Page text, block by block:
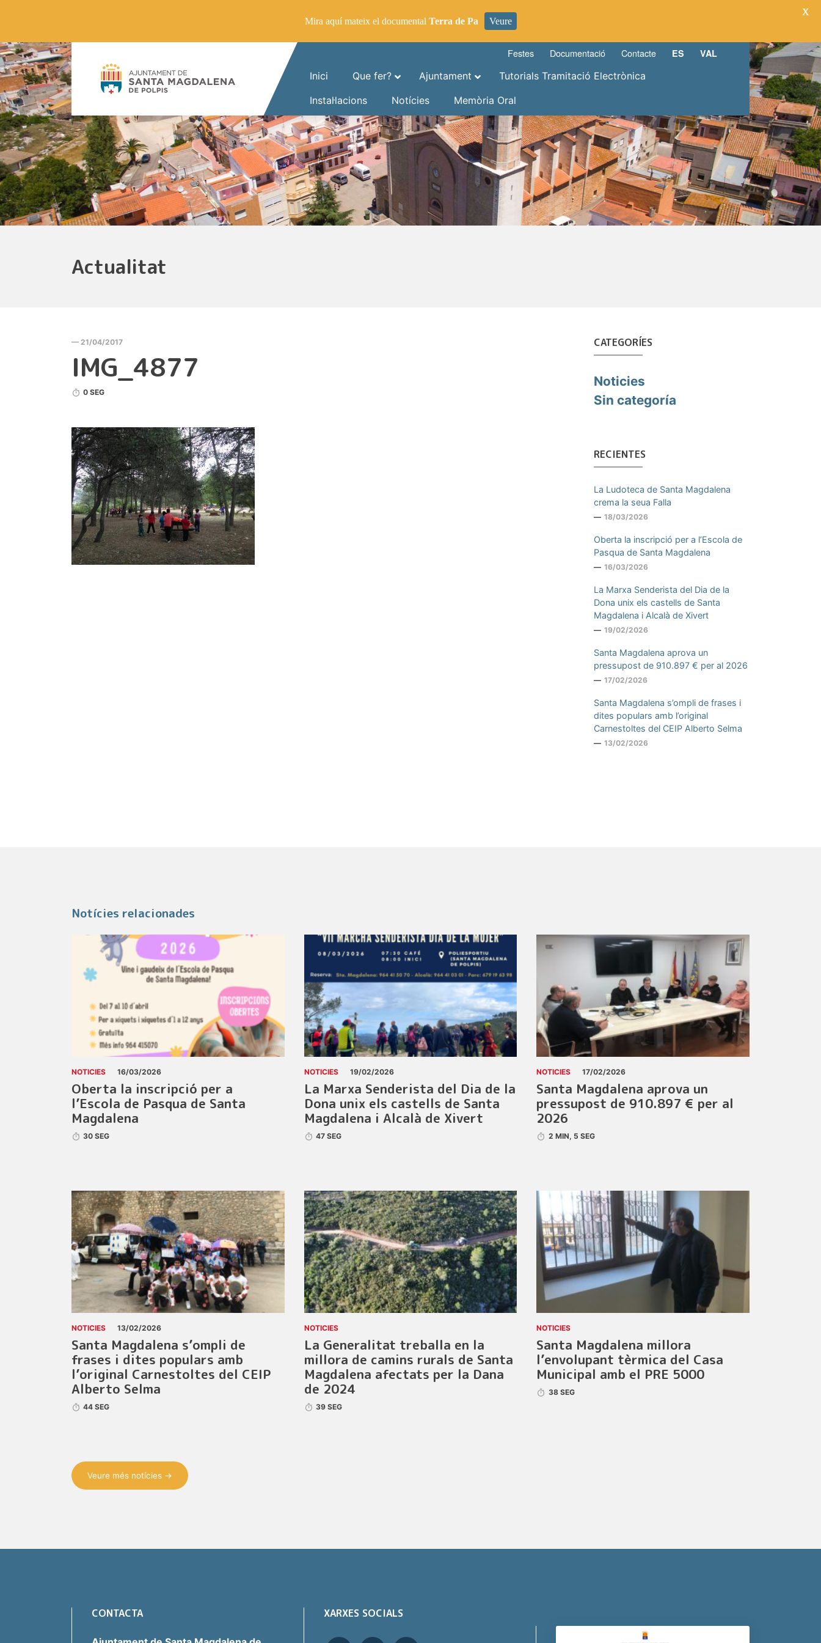
Festes Documentació Contacte ES
VAL
Inici
Que fer? Ajuntament
Tutorials Tramitació Electrònica
Instal·lacions
Notícies Memòria Oral
Actualitat
— 21/04/2017
IMG_4877
0 SEG
CATEGORÍES
Noticies
Sin categoría
RECIENTES
La Ludoteca de Santa Magdalena
crema la seua Falla
18/03/2026
Oberta la inscripció per a l’Escola de
Pasqua de Santa Magdalena
16/03/2026
La Marxa Senderista del Dia de la
Dona unix els castells de Santa
Magdalena i Alcalà de Xivert
19/02/2026
Santa Magdalena aprova un
pressupost de 910.897 € per al 2026
17/02/2026
Santa Magdalena s’ompli de frases i
dites populars amb l’original
Carnestoltes del CEIP Alberto Selma
13/02/2026
Notícies relacionades
NOTICIES 16/03/2026
Oberta la inscripció per a
l’Escola de Pasqua de Santa
Magdalena
30 SEG
NOTICIES 19/02/2026
La Marxa Senderista del Dia de la
Dona unix els castells de Santa
Magdalena i Alcalà de Xivert
47 SEG
NOTICIES 17/02/2026
Santa Magdalena aprova un
pressupost de 910.897 € per al
2026
2 MIN, 5 SEG
NOTICIES 13/02/2026
Santa Magdalena s’ompli de
frases i dites populars amb
l’original Carnestoltes del CEIP
Alberto Selma
44 SEG
NOTICIES
La Generalitat treballa en la
millora de camins rurals de Santa
Magdalena afectats per la Dana
de 2024
39 SEG
NOTICIES
Santa Magdalena millora
l’envolupant tèrmica del Casa
Municipal amb el PRE 5000
38 SEG
Veure més notícies →
CONTACTA XARXES SOCIALS
Mira aquí mateix el documental Terra de Pa Veure
X